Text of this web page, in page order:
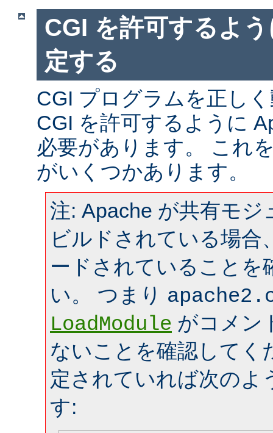
CGI を許可するよ
定する
CGI プログラムを正し
CGI を許可するように
必要があります。 これ
がいくつかあります。
注: Apache が共有モジ
ビルドされている場合
ードされていることを
い。 つまり
LoadModule がコメン
ないことを確認してく
定されていれば次のよ
す: